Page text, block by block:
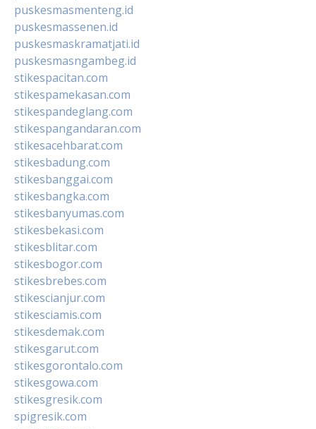
puskesmasmenteng.id
puskesmassenen.id
puskesmaskramatjati.id
puskesmasngambeg.id
stikespacitan.com
stikespamekasan.com
stikespandeglang.com
stikespangandaran.com
stikesacehbarat.com
stikesbadung.com
stikesbanggai.com
stikesbangka.com
stikesbanyumas.com
stikesbekasi.com
stikesblitar.com
stikesbogor.com
stikesbrebes.com
stikescianjur.com
stikesciamis.com
stikesdemak.com
stikesgarut.com
stikesgorontalo.com
stikesgowa.com
stikesgresik.com
spigresik.com